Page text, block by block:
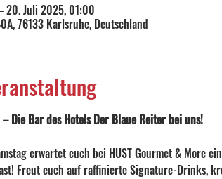
20. Juli 2025, 01:00
76133 Karlsruhe, Deutschland
Die Bar des Hotels Der Blaue Reiter bei uns!
erwartet euch bei HUST Gourmet & More
Freut euch auf raffinierte Signature-Drinks,